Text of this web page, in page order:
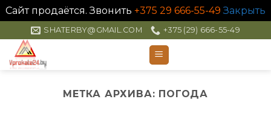
Сайт продаётся. Звонить +375 29 666-55-49 Закрыть
to
content
SHATERBY@GMAIL.COM +375 (29) 666-55-49
МЕТКА АРХИВА: ПОГОДА